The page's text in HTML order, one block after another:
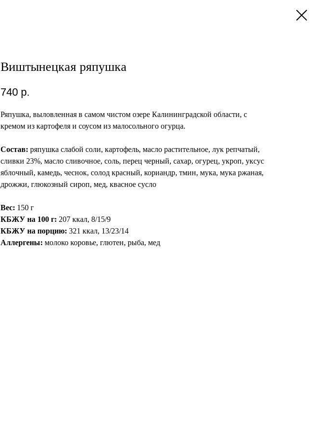
Виштынецкая ряпушка
740 р.
Ряпушка, выловленная в самом чистом озере Калининградской области, с
кремом из картофеля и соусом из малосольного огурца.
Состав: ряпушка слабой соли, картофель, масло растительное, лук репчатый,
сливки 23%, масло сливочное, соль, перец черный, сахар, огурец, укроп, уксус
яблочный, камедь, чеснок, солод красный, кориандр, тмин, мука, мука ржаная,
дрожжи, глюкозный сироп, мед, квасное сусло
Вес: 150 г
КБЖУ на 100 г: 207 ккал, 8/15/9
КБЖУ на порцию: 321 ккал, 13/23/14
Аллергены: молоко коровье, глютен, рыба, мед